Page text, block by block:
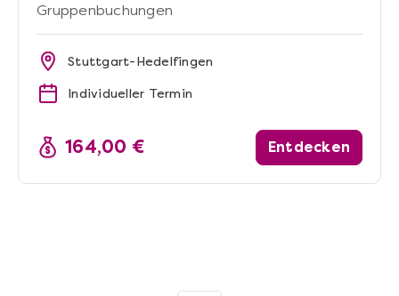
Gruppenbuchungen
Stuttgart-Hedelfingen
Individueller Termin
164,00 € Entdecken